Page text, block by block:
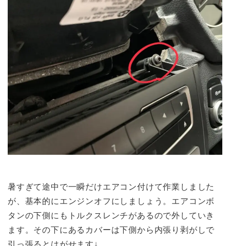
暑すぎて途中で一瞬だけエアコン付けて作業しました
が、基本的にエンジンオフにしましょう。エアコンボ
タンの下側にもトルクスレンチがあるので外していき
ます。その下にあるカバーは下側から内張り剥がしで